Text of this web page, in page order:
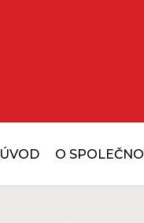
ÚVOD O